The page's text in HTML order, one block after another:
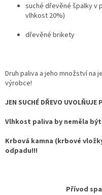
suché dřevěné špalky v
vlhkost 20%)
dřevěné brikety
Druh paliva a jeho množství na
výrobce!
JEN SUCHÉ DŘEVO
Vlhkost paliva by neměla být
Krbová kamna (krbové
odpadu!!!
Přívod